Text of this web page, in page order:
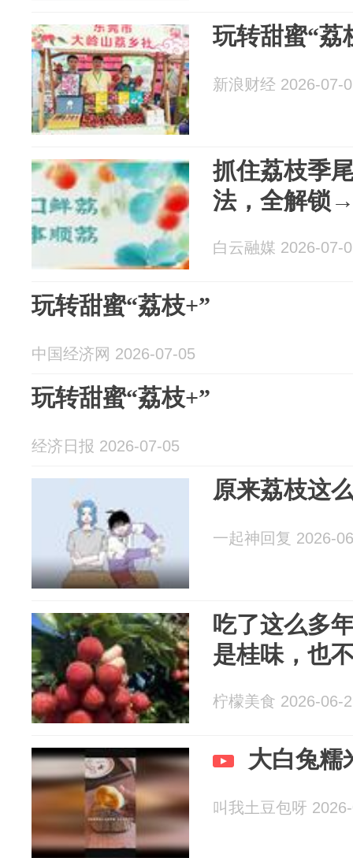
玩转甜蜜“荔
新浪财经 2026-07-
抓住荔枝季
法，全解锁
白云融媒 2026-07-
玩转甜蜜“荔枝+”
中国经济网 2026-07-05
玩转甜蜜“荔枝+”
经济日报 2026-07-05
原来荔枝这
一起神回复 2026-
吃了这么多
是桂味，也
柠檬美食 2026-06-
大白兔糯
叫我土豆包呀